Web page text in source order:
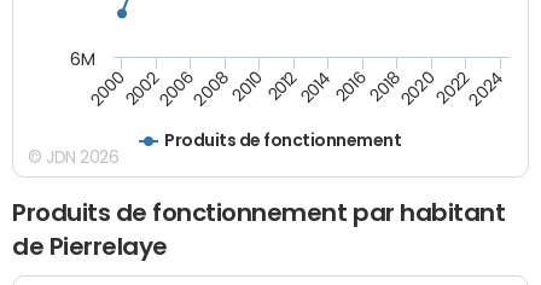
Produits de fonctionnement
20002002200620082010 2012201420162018202020222024
6M
© JDN 2026
Produits de fonctionnement par habitant
de Pierrelaye